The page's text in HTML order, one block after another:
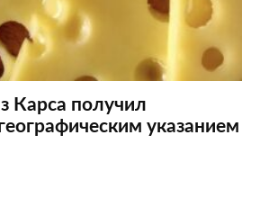
Карса получил
указанием